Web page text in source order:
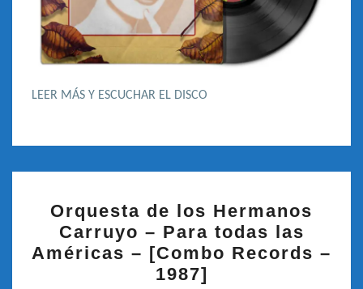
LEER MÁS Y ESCUCHAR EL DISCO
DE
LOS
HERMANOS
CARRUYO
Orquesta de los Hermanos
Carruyo – Para todas las
Américas – [Combo Records –
1987]